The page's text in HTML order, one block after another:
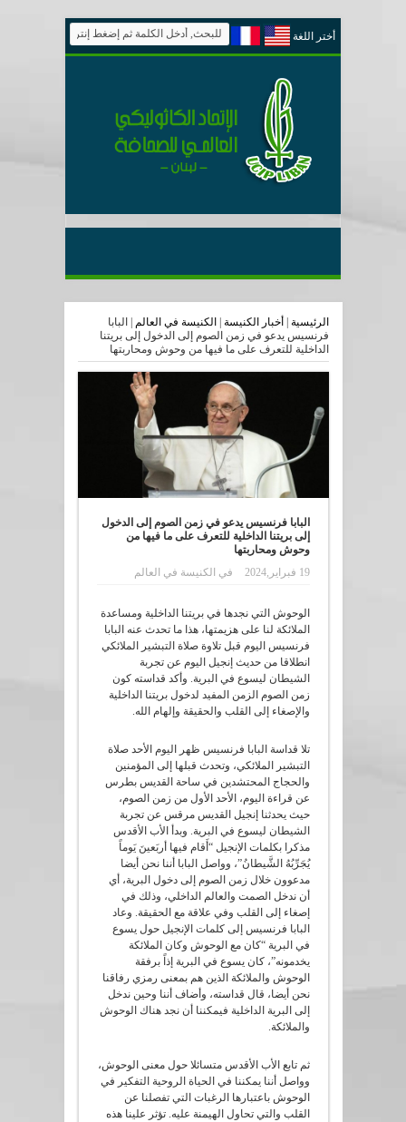
أختر اللغة
الرئيسية أخبار الكنيسة الكنيسة في العالم
البابا
فرنسيس يدعو في زمن الصوم إلى الدخول إلى بريتنا
الداخلية للتعرف على ما فيها من وحوش ومحاربتها
البابا فرنسيس يدعو في زمن الصوم إلى الدخول
إلى بريتنا الداخلية للتعرف على ما فيها من
وحوش ومحاربتها
19 فبراير,2024
في الكنيسة في العالم
الوحوش التي نجدها في بريتنا الداخلية ومساعدة
الملائكة لنا على هزيمتها، هذا ما تحدث عنه البابا
فرنسيس اليوم قبل تلاوة صلاة التبشير الملائكي
انطلاقا من حديث إنجيل اليوم عن تجربة
الشيطان ليسوع في البرية. وأكد قداسته كون
زمن الصوم الزمن المفيد لدخول بريتنا الداخلية
والإصغاء إلى القلب والحقيقة وإلهام الله.
تلا قداسة البابا فرنسيس ظهر اليوم الأحد صلاة
التبشير الملائكي، وتحدث قبلها إلى المؤمنين
والحجاج المحتشدين في ساحة القديس بطرس
عن قراءة اليوم، الأحد الأول من زمن الصوم،
حيث يحدثنا إنجيل القديس مرقس عن تجربة
الشيطان ليسوع في البرية. وبدأ الأب الأقدس
مذكرا بكلمات الإنجيل “أَقام فيها أربَعينَ يَوماً
يُجَرِّبُهُ الشَّيطانُ”، وواصل البابا أننا نحن أيضا
مدعوون خلال زمن الصوم إلى دخول البرية، أي
أن ندخل الصمت والعالم الداخلي، وذلك في
إصغاء إلى القلب وفي علاقة مع الحقيقة. وعاد
البابا فرنسيس إلى كلمات الإنجيل حول يسوع
في البرية “كان مع الوحوش وكان الملائكة
يخدمونه”، كان يسوع في البرية إذاً برفقة
الوحوش والملائكة الذين هم بمعنى رمزي رفاقنا
نحن أيضا، قال قداسته، وأضاف أننا وحين ندخل
إلى البرية الداخلية فيمكننا أن نجد هناك الوحوش
والملائكة.
ثم تابع الأب الأقدس متسائلا حول معنى الوحوش،
وواصل أننا يمكننا في الحياة الروحية التفكير في
الوحوش باعتبارها الرغبات التي تفصلنا عن
القلب والتي تحاول الهيمنة عليه. تؤثر علينا هذه